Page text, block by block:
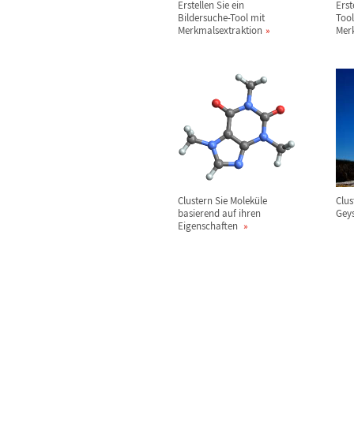
Erstellen Sie ein
Bildersuche-Tool mit
Merkmalsextraktion
Clustern Sie Moleküle
basierend auf ihren
Eigenschaften